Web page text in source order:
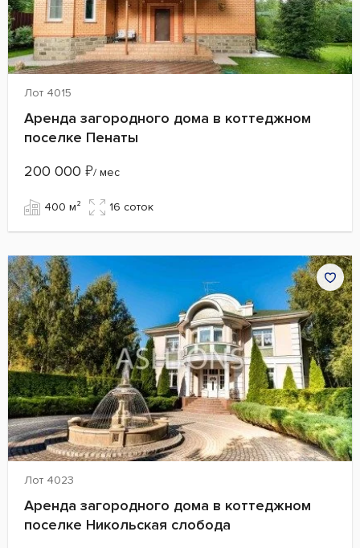
Лот 4015
Аренда загородного дома в коттеджном
поселке Пенаты
200 000 ₽/ мес
400 м² 16 cоток
Лот 4023
Аренда загородного дома в коттеджном
поселке Никольская слобода